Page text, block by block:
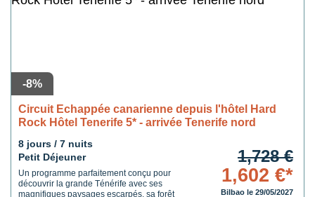
-8%
Circuit Echappée canarienne depuis l'hôtel Hard
Rock Hôtel Tenerife 5* - arrivée Tenerife nord
8 jours / 7 nuits
Petit Déjeuner
Un programme parfaitement conçu pour
découvrir la grande Ténérife avec ses
magnifiques paysages escarpés, sa forêt
1,728 €
1,602 €*
Bilbao le 29/05/2027